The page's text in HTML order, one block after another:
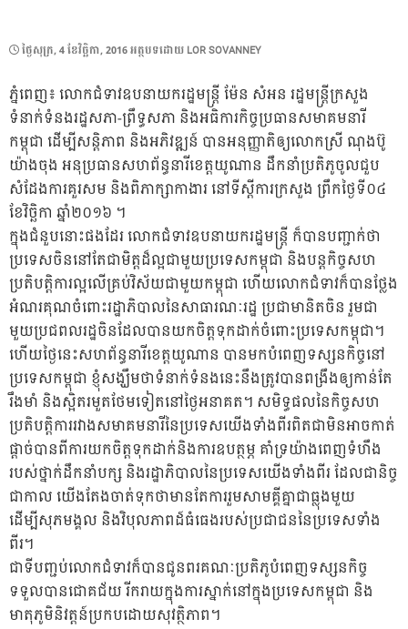
POSTED
ថ្ងៃ​សុក្រ, 4 ខែ​វិច្ឆិកា, 2016អត្ថបទដោយ LOR SOVANNEY
ភ្នំពេញ៖ លោកជំទាវឧបនាយករដ្ឋមន្ត្រី ម៉ែន សំអន រដ្ឋមន្ត្រីក្រសួង
ទំនាក់ទំនងរដ្ឋសភា-ព្រឹទ្ធសភា និងអធិការកិច្ចប្រធានសមាគមនារី
កម្ពុជា ដើម្បីសន្តិភាព និងអភិវឌ្ឍន៍ បានអនុញ្ញាតិឲ្យលោកស្រី ណុងប៊ូ
យ៉ាងចុង អនុប្រធានសហព័ន្ធនារីខេត្តយូណាន ដឹកនាំប្រតិភូចូលជួប
សំដែងការគួរសម និងពិភាក្សាកាងារ នៅទីស្តីការក្រសួង ព្រឹកថ្ងៃទី០៤
ខែវិច្ឆិកា ឆ្នាំ២០១៦ ។
ក្នុងជំនួបនោះផងដែរ លោកជំទាវឧបនាយករដ្ឋមន្ត្រី ក៏បានបញ្ជាក់ថា
ប្រទេសចិននៅតែជាមិត្តដ៏ល្អជាមួយប្រទេសកម្ពុជា និងបន្តកិច្ចសហ
ប្រតិបត្តិការល្អលើគ្រប់វិស័យជាមួយកម្ពុជា ហើយលោកជំទាវក៏បានថ្លែង
អំណរគុណចំពោះរដ្ឋាភិបាលនៃសាធារណៈរដ្ឋ ប្រជាមានិតចិន រួមជា
មួយប្រជពលរដ្ឋចិនដែលបានយកចិត្តទុកដាក់ចំពោះប្រទេសកម្ពុជា។
ហើយថ្ងៃនេះសហព័ន្ធនារីខេត្តយូណាន បានមកបំពេញទស្សនកិច្ចនៅ
ប្រទេសកម្ពុជា ខ្ញុំសង្ឃឹមថាទំនាក់ទំនងនេះនឹងត្រូវបានពង្រឹងឲ្យកាន់តែ
រឹងមាំ និងស្អិតរមួតថែមទៀតនៅថ្ងៃអនាគត។ សមិទ្ធផលនៃកិច្ចសហ
ប្រតិបត្តិការរវាងសមាគមនារីនៃប្រទេសយើងទាំងពីរពិតជាមិនអាចកាត់
ផ្តាច់បានពីការយកចិត្តទុកដាក់និងការឧបត្ថម្ភ គាំទ្រយ៉ាងពេញទំហឹង
របស់ថ្នាក់ដឹកនាំបក្ស និងរដ្ឋាភិបាលនៃប្រទេសយើងទាំងពីរ ដែលជានិច្ច
ជាកាល យើងតែងចាត់ទុកថាមានតែការរួមសាមគ្គីគ្នាជាធ្លុងមួយ
ដើម្បីសុភមង្គល និងវិបុលភាពដ៍ធំធេងរបស់ប្រជាជននៃប្រទេសទាំង
ពីរ។
ជាទីបញ្ជប់លោកជំទាវក៏បានជូនពរគណៈប្រតិភូបំពេញទស្សនកិច្ច
ទទួលបានជោគជ័យ រីករាយក្នុងការស្នាក់នៅក្នុងប្រទេសកម្ពុជា និង
មាតុភូមិនិវត្តន៍ប្រកបដោយសុវត្ថិភាព។